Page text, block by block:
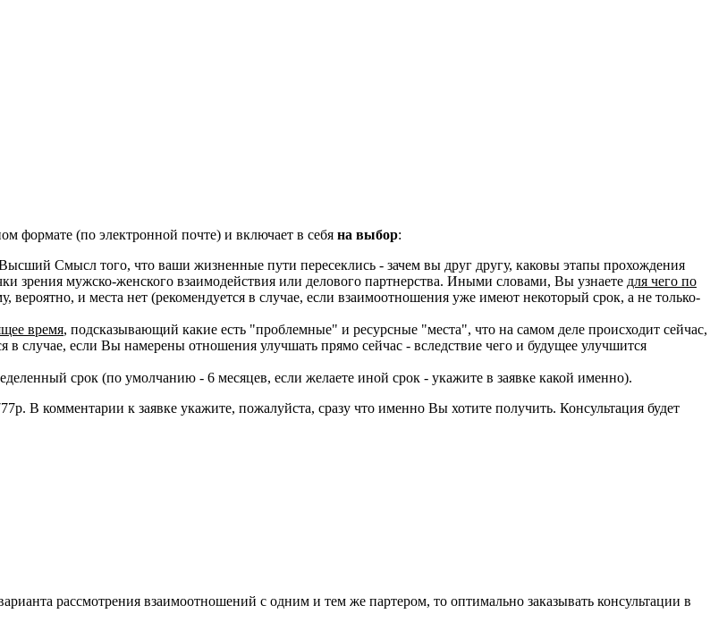
формате (по электронной почте) и включает в себя на выбор:
Смысл того, что ваши жизненные пути пересеклись - зачем вы друг другу, каковы этапы прохождения
зрения мужско-женского взаимодействия или делового партнерства. Иными словами, Вы узнаете для чего по
вероятно, и места нет (рекомендуется в случае, если взаимоотношения уже имеют некоторый срок, а не только-
время, подсказывающий какие есть "проблемные" и ресурсные "места", что на самом деле происходит сейчас,
случае, если Вы намерены отношения улучшать прямо сейчас - вследствие чего и будущее улучшится
срок (по умолчанию - 6 месяцев, если желаете иной срок - укажите в заявке какой именно).
В комментарии к заявке укажите, пожалуйста, сразу что именно Вы хотите получить. Консультация будет
рассмотрения взаимоотношений с одним и тем же партером, то оптимально заказывать консультации в